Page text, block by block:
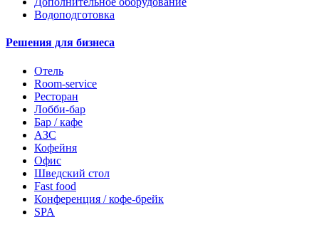
Водоподготовка
Решения для бизнеса
Отель
Room-service
Ресторан
Лобби-бар
Бар / кафе
АЗС
Кофейня
Офис
Шведский стол
Fast food
Конференция / кофе-брейк
SPA